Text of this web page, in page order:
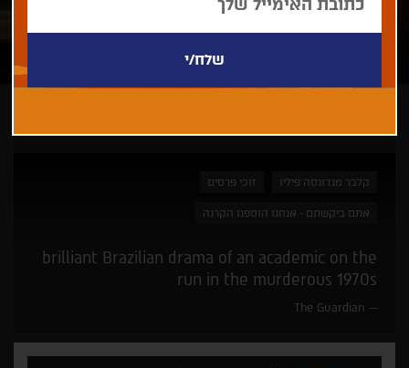
קלבר מנדונסה־פיליו זוכי פרסים
אתם ביקשתם - אנחנו הוספנו הקרנה
brilliant Brazilian drama of an academic on the
run in the murderous 1970s
The Guardian